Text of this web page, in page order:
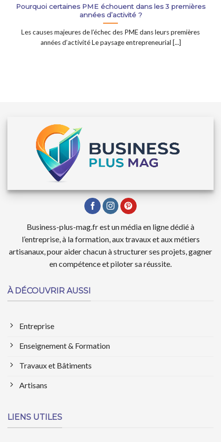
Pourquoi certaines PME échouent dans les 3 premières
années d’activité ?
Les causes majeures de l’échec des PME dans leurs premières
années d’activité Le paysage entrepreneurial [...]
Business-plus-mag.fr est un média en ligne dédié à
l’entreprise, à la formation, aux travaux et aux métiers
artisanaux, pour aider chacun à structurer ses projets, gagner
en compétence et piloter sa réussite.
À DÉCOUVRIR AUSSI
Entreprise
Enseignement & Formation
Travaux et Bâtiments
Artisans
LIENS UTILES